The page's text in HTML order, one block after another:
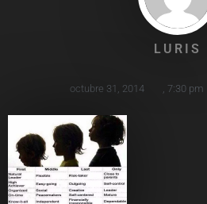
LURIS
octubre 31, 2014 7:30 pm